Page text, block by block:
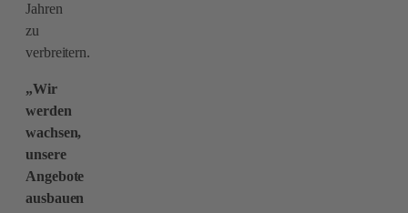
Jahren
zu
verbreitern.
„Wir
werden
wachsen,
unsere
Angebote
ausbauen